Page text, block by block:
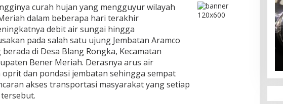
curah hujan yang mengguyur wilayah
dalam beberapa hari terakhir
debit air sungai hingga
pada salah satu ujung Jembatan Aramco
di Desa Blang Rongka, Kecamatan
Bener Meriah. Derasnya arus air
dan pondasi jembatan sehingga sempat
akses transportasi masyarakat yang setiap